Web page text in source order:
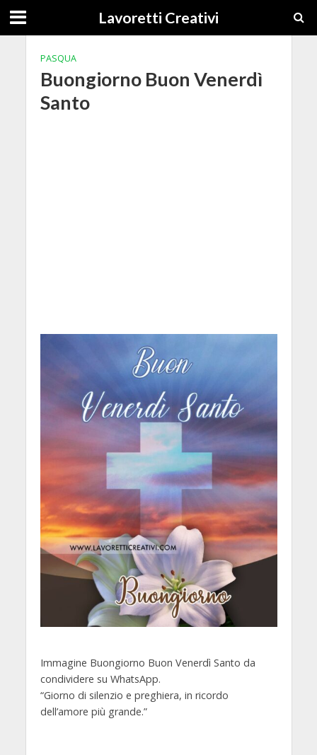
Lavoretti Creativi
PASQUA
Buongiorno Buon Venerdì
Santo
Immagine Buongiorno Buon Venerdì Santo da
condividere su WhatsApp.
“Giorno di silenzio e preghiera, in ricordo
dell’amore più grande.”